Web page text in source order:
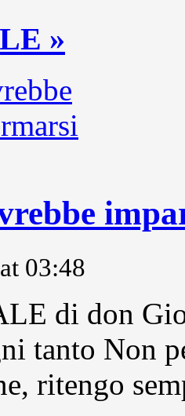
»
03:48
di don
tanto Non
ritengo